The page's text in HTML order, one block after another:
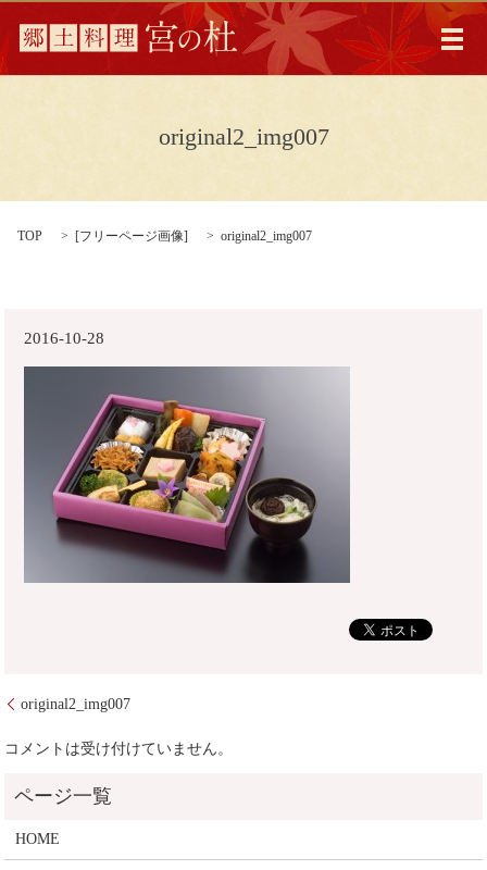
メ
original2_img007
TOP [フリーページ画像] original2_img007
2016-10-28
original2_img007
コメントは受け付けていません。
HOME